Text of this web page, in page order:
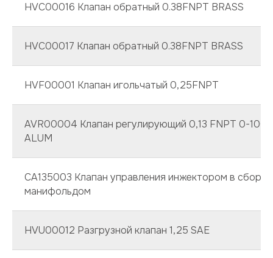
HVC00016 Клапан обратный 0.38FNPT BRASS
HVC00017 Клапан обратный 0.38FNPT BRASS
HVF00001 Клапан игольчатый 0,25FNPT
AVR00004 Клапан регулирующий 0,13 FNPT 0-100
ALUM
СА135003 Клапан управления инжектором в сборе
манифольдом
HVU00012 Разгрузной клапан 1,25 SAE